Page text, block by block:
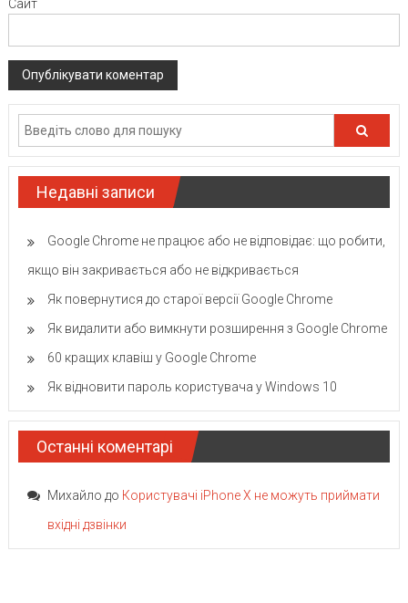
Сайт
Недавні записи
Google Chrome не працює або не відповідає: що робити,
якщо він закривається або не відкривається
Як повернутися до старої версії Google Chrome
Як видалити або вимкнути розширення з Google Chrome
60 кращих клавіш у Google Chrome
Як відновити пароль користувача у Windows 10
Останні коментарі
Михайло до Користувачі iPhone X не можуть приймати
вхідні дзвінки